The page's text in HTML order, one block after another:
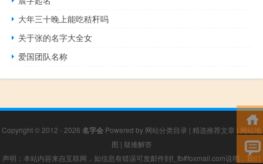
大年三十晚上能吃秸秆吗
关于张的名字大全女
爱国团队名称
Copyright © 2012 - 2026 名字会 Powered by 网站分类目录 | 精选推荐文章 | 网站地
图 | 疑难解答
声明：本站内容来自互联网，如信息有错误可发邮件到f_fb#foxmail.com说明，我们